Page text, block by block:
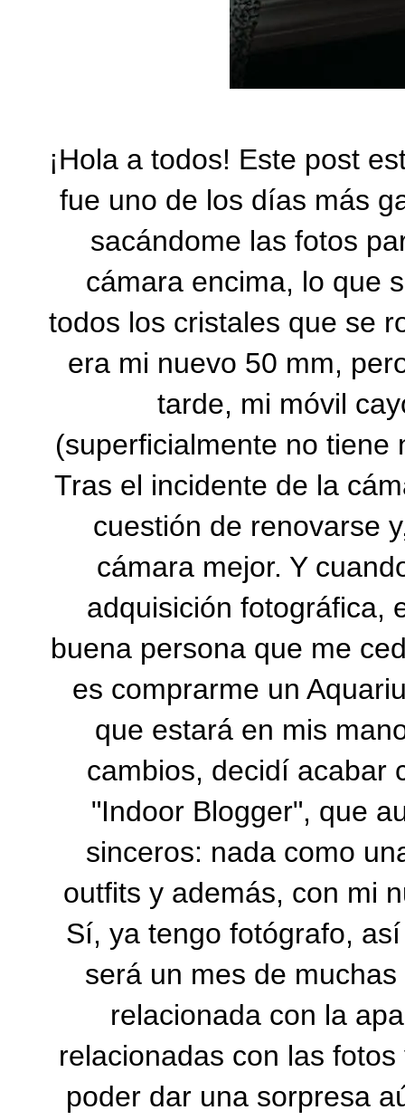
¡Hola a todos! Este post
fue uno de los días más
sacándome las fotos
cámara encima, lo que
todos los cristales que se
era mi nuevo 50 mm,
tarde, mi móvil
(superficialmente no tiene
Tras el incidente de la
cuestión de renovarse
cámara mejor. Y
adquisición fotográfica,
buena persona que me
es comprarme un
que estará en mis
cambios, decidí acabar
"Indoor Blogger", que
sinceros: nada como
outfits y además, con mi
Sí, ya tengo fotógrafo,
será un mes de
relacionada con la
relacionadas con las
poder dar una sorpresa